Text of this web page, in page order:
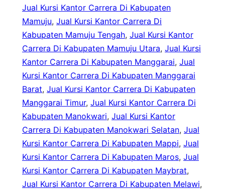
Jual Kursi Kantor Carrera Di Kabupaten
Mamuju, Jual Kursi Kantor Carrera Di
Kabupaten Mamuju Tengah, Jual Kursi Kantor
Carrera Di Kabupaten Mamuju Utara, Jual Kursi
Kantor Carrera Di Kabupaten Manggarai, Jual
Kursi Kantor Carrera Di Kabupaten Manggarai
Barat, Jual Kursi Kantor Carrera Di Kabupaten
Manggarai Timur, Jual Kursi Kantor Carrera Di
Kabupaten Manokwari, Jual Kursi Kantor
Carrera Di Kabupaten Manokwari Selatan, Jual
Kursi Kantor Carrera Di Kabupaten Mappi, Jual
Kursi Kantor Carrera Di Kabupaten Maros, Jual
Kursi Kantor Carrera Di Kabupaten Maybrat
Jual Kursi Kantor Carrera Di Kabupaten Melawi